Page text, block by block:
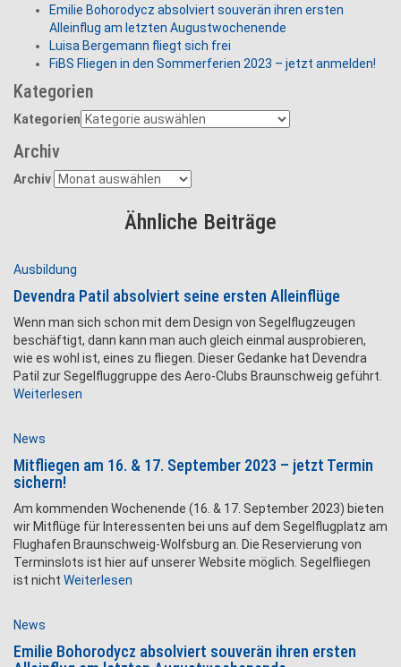
Emilie Bohorodycz absolviert souverän ihren ersten
Alleinflug am letzten Augustwochenende
Luisa Bergemann fliegt sich frei
FiBS Fliegen in den Sommerferien 2023 – jetzt anmelden!
Kategorien
Kategorien
Archiv
Archiv
Ähnliche Beiträge
Ausbildung
Devendra Patil absolviert seine ersten Alleinflüge
Wenn man sich schon mit dem Design von Segelflugzeugen
beschäftigt, dann kann man auch gleich einmal ausprobieren,
wie es wohl ist, eines zu fliegen. Dieser Gedanke hat Devendra
Patil zur Segelfluggruppe des Aero-Clubs Braunschweig geführt.
Weiterlesen
News
Mitfliegen am 16. & 17. September 2023 – jetzt Termin
sichern!
Am kommenden Wochenende (16. & 17. September 2023) bieten
wir Mitflüge für Interessenten bei uns auf dem Segelflugplatz am
Flughafen Braunschweig-Wolfsburg an. Die Reservierung von
Terminslots ist hier auf unserer Website möglich. Segelfliegen
ist nicht Weiterlesen
News
Emilie Bohorodycz absolviert souverän ihren ersten